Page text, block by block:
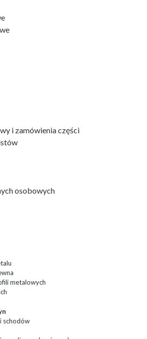
i zamówienia części
osobowych
metalowych
schodów